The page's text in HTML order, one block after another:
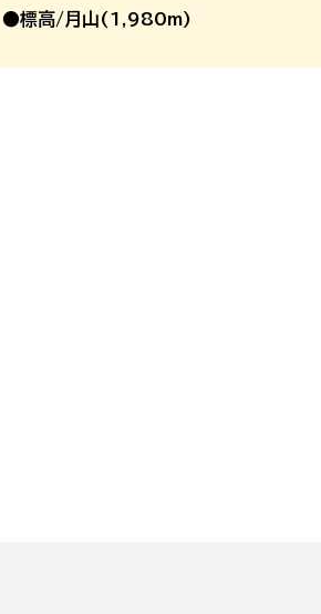
●標高/月山(1,980m)